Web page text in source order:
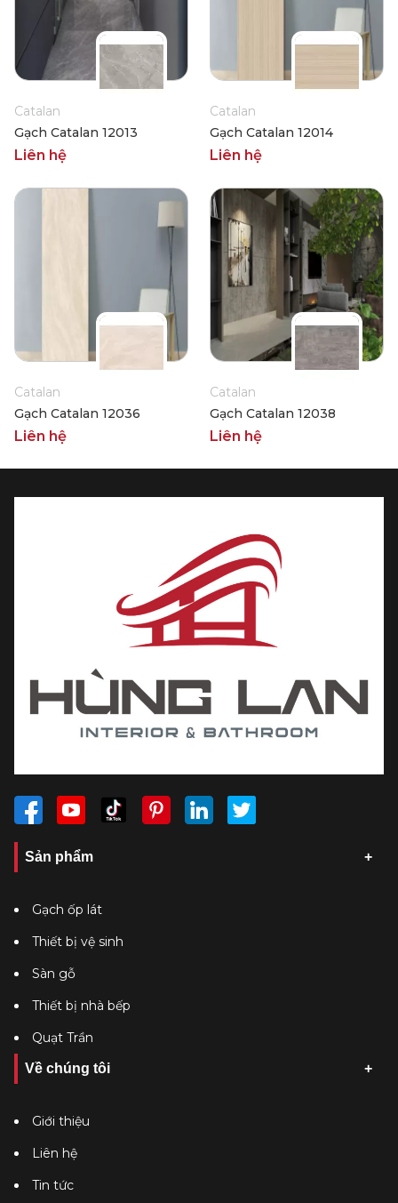
Catalan
Gạch Catalan 12013
Liên hệ
Catalan
Gạch Catalan 12014
Liên hệ
Catalan
Gạch Catalan 12036
Liên hệ
Catalan
Gạch Catalan 12038
Liên hệ
Sản phẩm
Gạch ốp lát
Thiết bị vệ sinh
Sàn gỗ
Thiết bị nhà bếp
Quạt Trần
Về chúng tôi
Giới thiệu
Liên hệ
Tin tức